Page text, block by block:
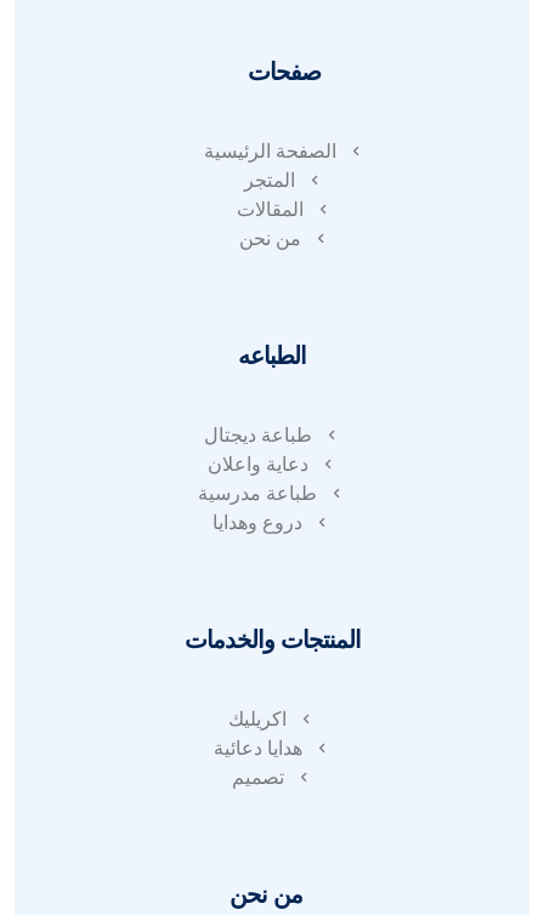
صفحات
الصفحة الرئيسية
المتجر
المقالات
من نحن
الطباعه
طباعة ديجتال
دعاية واعلان
طباعة مدرسية
دروع وهدايا
المنتجات والخدمات
اكريليك
هدايا دعائية
تصميم
من نحن